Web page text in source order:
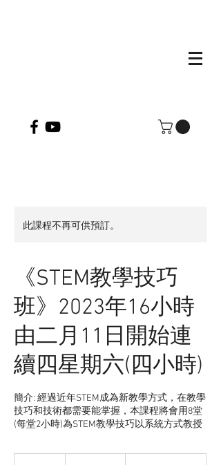
此課程不再可供預訂。
《STEM教學技巧
班》2023年16小時
由二月11日開始連
續四星期六(四小時)
簡介: 經過近年STEM成為新教學方式，在教學
技巧和技術都需要能掌握，本課程將會用8堂
(每堂2小時)為STEM教學技巧以系統方式教授